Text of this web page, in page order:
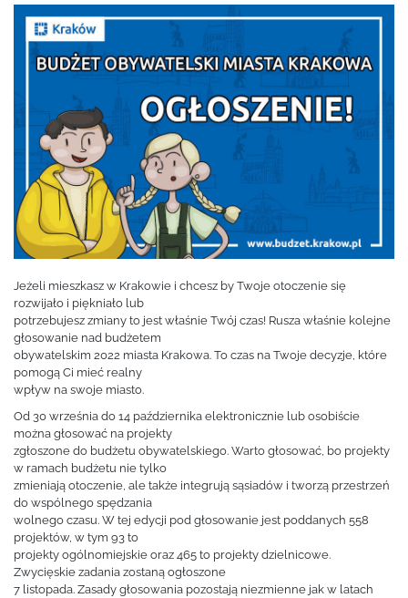
Jeżeli mieszkasz w Krakowie i chcesz by Twoje otoczenie się
rozwijało i piękniało lub
potrzebujesz zmiany to jest właśnie Twój czas! Rusza właśnie kolejne
głosowanie nad budżetem
obywatelskim 2022 miasta Krakowa. To czas na Twoje decyzje, które
pomogą Ci mieć realny
wpływ na swoje miasto.
Od 30 września do 14 października elektronicznie lub osobiście
można głosować na projekty
zgłoszone do budżetu obywatelskiego. Warto głosować, bo projekty
w ramach budżetu nie tylko
zmieniają otoczenie, ale także integrują sąsiadów i tworzą przestrzeń
do wspólnego spędzania
wolnego czasu. W tej edycji pod głosowanie jest poddanych 558
projektów, w tym 93 to
projekty ogólnomiejskie oraz 465 to projekty dzielnicowe.
Zwycięskie zadania zostaną ogłoszone
7 listopada. Zasady głosowania pozostają niezmienne jak w latach